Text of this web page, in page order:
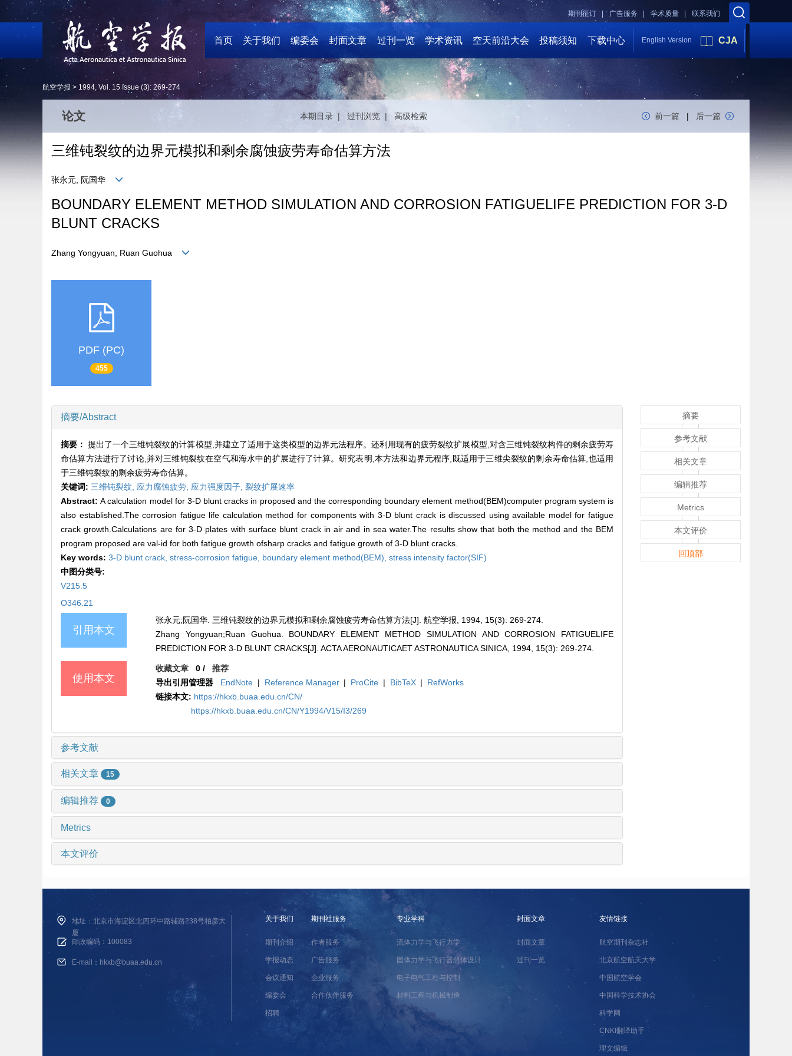
联系我们
学术质量 |
广告服务 |
期刊征订 |
首页 关于我们 编委会 封面文章 过刊一览 学术资讯 空天前沿大会 投稿须知 下载中心 English Version CJA
航空学报 > 1994, Vol. 15 Issue (3): 269-274
论文 本期目录 | 过刊浏览 | 高级检索 前一篇 | 后一篇
三维钝裂纹的边界元模拟和剩余腐蚀疲劳寿命估算方法
张永元, 阮国华
BOUNDARY ELEMENT METHOD SIMULATION AND CORROSION FATIGUELIFE PREDICTION FOR 3-D
BLUNT CRACKS
Zhang Yongyuan, Ruan Guohua
PDF (PC)
455
摘要/Abstract
摘要：提出了一个三维钝裂纹的计算模型,并建立了适用于这类模型的边界元法程序。还利用现有的疲劳裂纹扩展模型,对含三维钝裂纹构件的剩余疲劳寿
命估算方法进行了讨论,并对三维钝裂纹在空气和海水中的扩展进行了计算。研究表明,本方法和边界元程序,既适用于三维尖裂纹的剩余寿命估算,也适用
于三维钝裂纹的剩余疲劳寿命估算。
关键词: 三维钝裂纹, 应力腐蚀疲劳, 应力强度因子, 裂纹扩展速率
Abstract:A calculation model for 3-D blunt cracks in proposed and the corresponding boundary element method(BEM)computer program system is
also established.The corrosion fatigue life calculation method for components with 3-D blunt crack is discussed using available model for fatigue
crack growth.Calculations are for 3-D plates with surface blunt crack in air and in sea water.The results show that both the method and the BEM
program proposed are val-id for both fatigue growth ofsharp cracks and fatigue growth of 3-D blunt cracks.
Key words: 3-D blunt crack, stress-corrosion fatigue, boundary element method(BEM), stress intensity factor(SIF)
中图分类号:
V215.5
O346.21
引用本文
张永元;阮国华. 三维钝裂纹的边界元模拟和剩余腐蚀疲劳寿命估算方法[J]. 航空学报, 1994, 15(3): 269-274.
Zhang Yongyuan;Ruan Guohua. BOUNDARY ELEMENT METHOD SIMULATION AND CORROSION FATIGUELIFE
PREDICTION FOR 3-D BLUNT CRACKS[J]. ACTA AERONAUTICAET ASTRONAUTICA SINICA, 1994, 15(3): 269-274.
使用本文
收藏文章 0 /推荐
导出引用管理器
EndNote | Reference Manager | ProCite | BibTeX |
RefWorks
链接本文: https://hkxb.buaa.edu.cn/CN/
https://hkxb.buaa.edu.cn/CN/Y1994/V15/I3/269
参考文献
相关文章 15
编辑推荐 0
Metrics
本文评价
摘要
参考文献
相关文章
编辑推荐
Metrics
本文评价
回顶部
地址：北京市海淀区北四环中路辅路238号柏彦大
厦
邮政编码：100083
E-mail：hkxb@buaa.edu.cn
关于我们
期刊介绍
学报动态
会议通知
编委会
招聘
期刊社服务
作者服务
广告服务
企业服务
合作伙伴服务
专业学科
流体力学与飞行力学
固体力学与飞行器总体设计
电子电气工程与控制
材料工程与机械制造
封面文章
封面文章
过刊一览
友情链接
航空期刊杂志社
北京航空航天大学
中国航空学会
中国科学技术协会
科学网
CNKI翻译助手
理文编辑